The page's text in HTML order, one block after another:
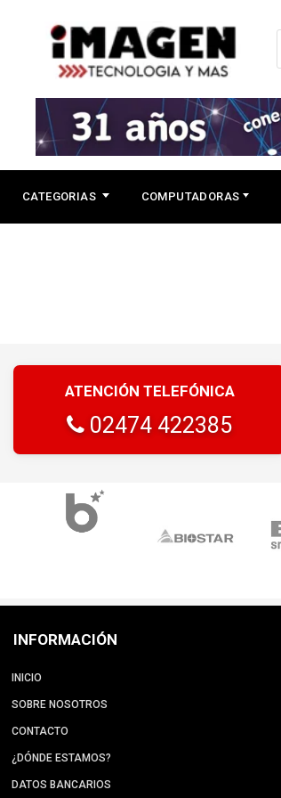
CATEGORIAS COMPUTADORAS
ATENCIÓN TELEFÓNICA
02474 422385
INFORMACIÓN
INICIO
SOBRE NOSOTROS
CONTACTO
¿DÓNDE ESTAMOS?
DATOS BANCARIOS